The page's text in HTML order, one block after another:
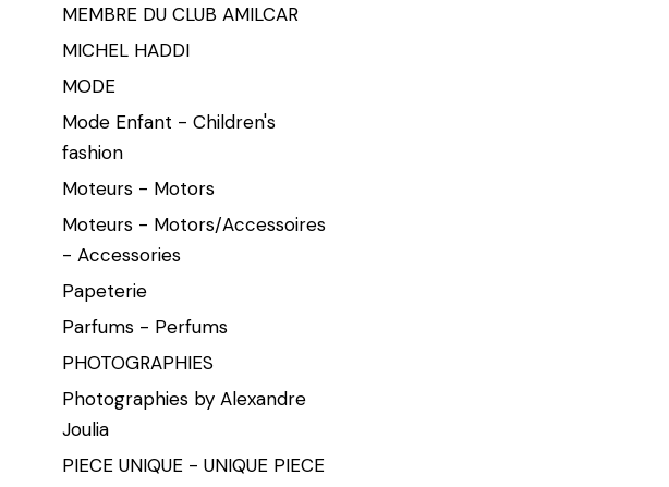
MEMBRE DU CLUB AMILCAR
MICHEL HADDI
MODE
Mode Enfant - Children's
fashion
Moteurs - Motors
Moteurs - Motors/Accessoires
- Accessories
Papeterie
Parfums - Perfums
PHOTOGRAPHIES
Photographies by Alexandre
Joulia
PIECE UNIQUE - UNIQUE PIECE